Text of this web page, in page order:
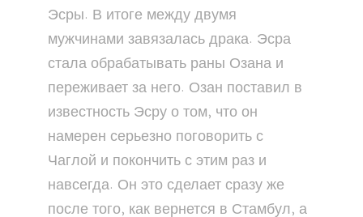
Эсры. В итоге между двумя
мужчинами завязалась драка. Эсра
стала обрабатывать раны Озана и
переживает за него. Озан поставил в
известность Эсру о том, что он
намерен серьезно поговорить с
Чаглой и покончить с этим раз и
навсегда. Он это сделает сразу же
после того, как вернется в Стамбул, а